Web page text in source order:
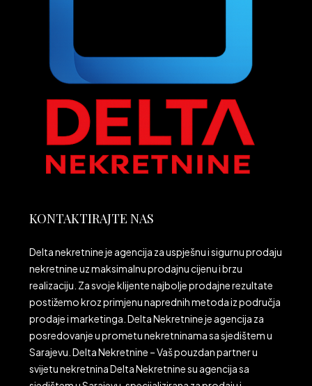
KONTAKTIRAJTE NAS
Delta nekretnine je agencija za uspješnu i sigurnu prodaju
nekretnine uz maksimalnu prodajnu cijenu i brzu
realizaciju. Za svoje klijente najbolje prodajne rezultate
postižemo kroz primjenu naprednih metoda iz područja
prodaje i marketinga. Delta Nekretnine je agencija za
posredovanje u prometu nekretninama sa sjedištem u
Sarajevu. Delta Nekretnine – Vaš pouzdan partner u
svijetu nekretnina Delta Nekretnine su agencija sa